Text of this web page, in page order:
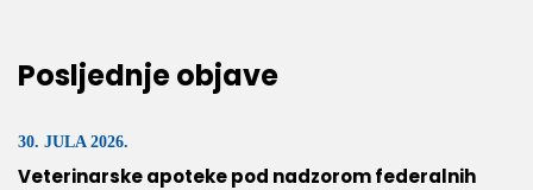
Posljednje objave
30. JULA 2026.
Veterinarske apoteke pod nadzorom federalnih